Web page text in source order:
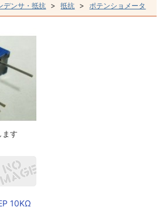
デンサ・抵抗 >抵抗 > ポテンショメータ
ます
10KΩ